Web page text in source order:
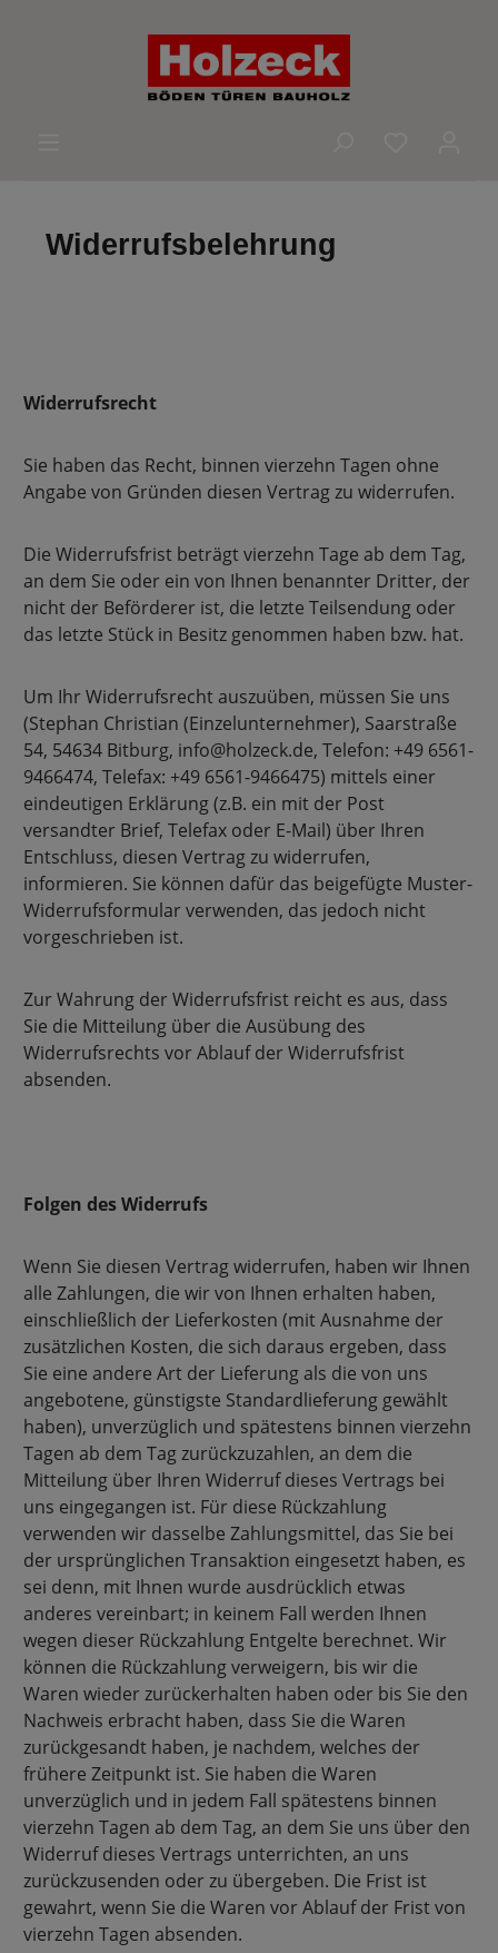
Widerrufsbelehrung
Widerrufsrecht
Sie haben das Recht, binnen vierzehn Tagen ohne
Angabe von Gründen diesen Vertrag zu widerrufen.
Die Widerrufsfrist beträgt vierzehn Tage ab dem Tag,
an dem Sie oder ein von Ihnen benannter Dritter, der
nicht der Beförderer ist, die letzte Teilsendung oder
das letzte Stück in Besitz genommen haben bzw. hat.
Um Ihr Widerrufsrecht auszuüben, müssen Sie uns
(Stephan Christian (Einzelunternehmer), Saarstraße
54, 54634 Bitburg, info@holzeck.de, Telefon: +49 6561-
9466474, Telefax: +49 6561-9466475) mittels einer
eindeutigen Erklärung (z.B. ein mit der Post
versandter Brief, Telefax oder E-Mail) über Ihren
Entschluss, diesen Vertrag zu widerrufen,
informieren. Sie können dafür das beigefügte Muster-
Widerrufsformular verwenden, das jedoch nicht
vorgeschrieben ist.
Zur Wahrung der Widerrufsfrist reicht es aus, dass
Sie die Mitteilung über die Ausübung des
Widerrufsrechts vor Ablauf der Widerrufsfrist
absenden.
Folgen des Widerrufs
Wenn Sie diesen Vertrag widerrufen, haben wir Ihnen
alle Zahlungen, die wir von Ihnen erhalten haben,
einschließlich der Lieferkosten (mit Ausnahme der
zusätzlichen Kosten, die sich daraus ergeben, dass
Sie eine andere Art der Lieferung als die von uns
angebotene, günstigste Standardlieferung gewählt
haben), unverzüglich und spätestens binnen vierzehn
Tagen ab dem Tag zurückzuzahlen, an dem die
Mitteilung über Ihren Widerruf dieses Vertrags bei
uns eingegangen ist. Für diese Rückzahlung
verwenden wir dasselbe Zahlungsmittel, das Sie bei
der ursprünglichen Transaktion eingesetzt haben, es
sei denn, mit Ihnen wurde ausdrücklich etwas
anderes vereinbart; in keinem Fall werden Ihnen
wegen dieser Rückzahlung Entgelte berechnet. Wir
können die Rückzahlung verweigern, bis wir die
Waren wieder zurückerhalten haben oder bis Sie den
Nachweis erbracht haben, dass Sie die Waren
zurückgesandt haben, je nachdem, welches der
frühere Zeitpunkt ist. Sie haben die Waren
unverzüglich und in jedem Fall spätestens binnen
vierzehn Tagen ab dem Tag, an dem Sie uns über den
Widerruf dieses Vertrags unterrichten, an uns
zurückzusenden oder zu übergeben. Die Frist ist
gewahrt, wenn Sie die Waren vor Ablauf der Frist von
vierzehn Tagen absenden.